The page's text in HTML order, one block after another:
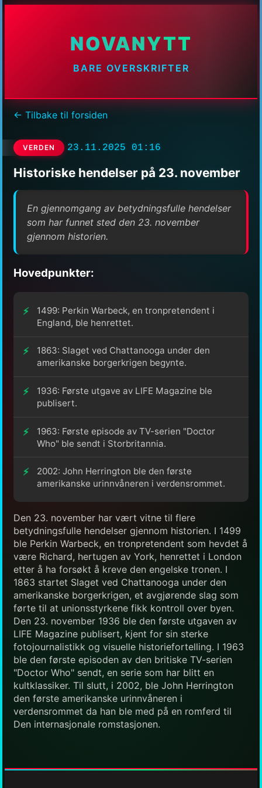
NOVANYTT
BARE OVERSKRIFTER
← Tilbake til forsiden
VERDEN 23.11.2025 01:16
Historiske hendelser på 23. november
En gjennomgang av betydningsfulle hendelser
som har funnet sted den 23. november
gjennom historien.
Hovedpunkter:
1499: Perkin Warbeck, en tronpretendent i
England, ble henrettet.
1863: Slaget ved Chattanooga under den
amerikanske borgerkrigen begynte.
1936: Første utgave av LIFE Magazine ble
publisert.
1963: Første episode av TV-serien "Doctor
Who" ble sendt i Storbritannia.
2002: John Herrington ble den første
amerikanske urinnvåneren i verdensrommet.
Den 23. november har vært vitne til flere
betydningsfulle hendelser gjennom historien. I 1499
ble Perkin Warbeck, en tronpretendent som hevdet å
være Richard, hertugen av York, henrettet i London
etter å ha forsøkt å kreve den engelske tronen. I
1863 startet Slaget ved Chattanooga under den
amerikanske borgerkrigen, et avgjørende slag som
førte til at unionsstyrkene fikk kontroll over byen.
Den 23. november 1936 ble den første utgaven av
LIFE Magazine publisert, kjent for sin sterke
fotojournalistikk og visuelle historiefortelling. I 1963
ble den første episoden av den britiske TV-serien
"Doctor Who" sendt, en serie som har blitt en
kultklassiker. Til slutt, i 2002, ble John Herrington
den første amerikanske urinnvåneren i
verdensrommet da han ble med på en romferd til
Den internasjonale romstasjonen.